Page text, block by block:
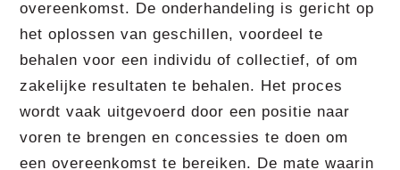
overeenkomst. De onderhandeling is gericht op
het oplossen van geschillen, voordeel te
behalen voor een individu of collectief, of om
zakelijke resultaten te behalen. Het proces
wordt vaak uitgevoerd door een positie naar
voren te brengen en concessies te doen om
een overeenkomst te bereiken. De mate waarin